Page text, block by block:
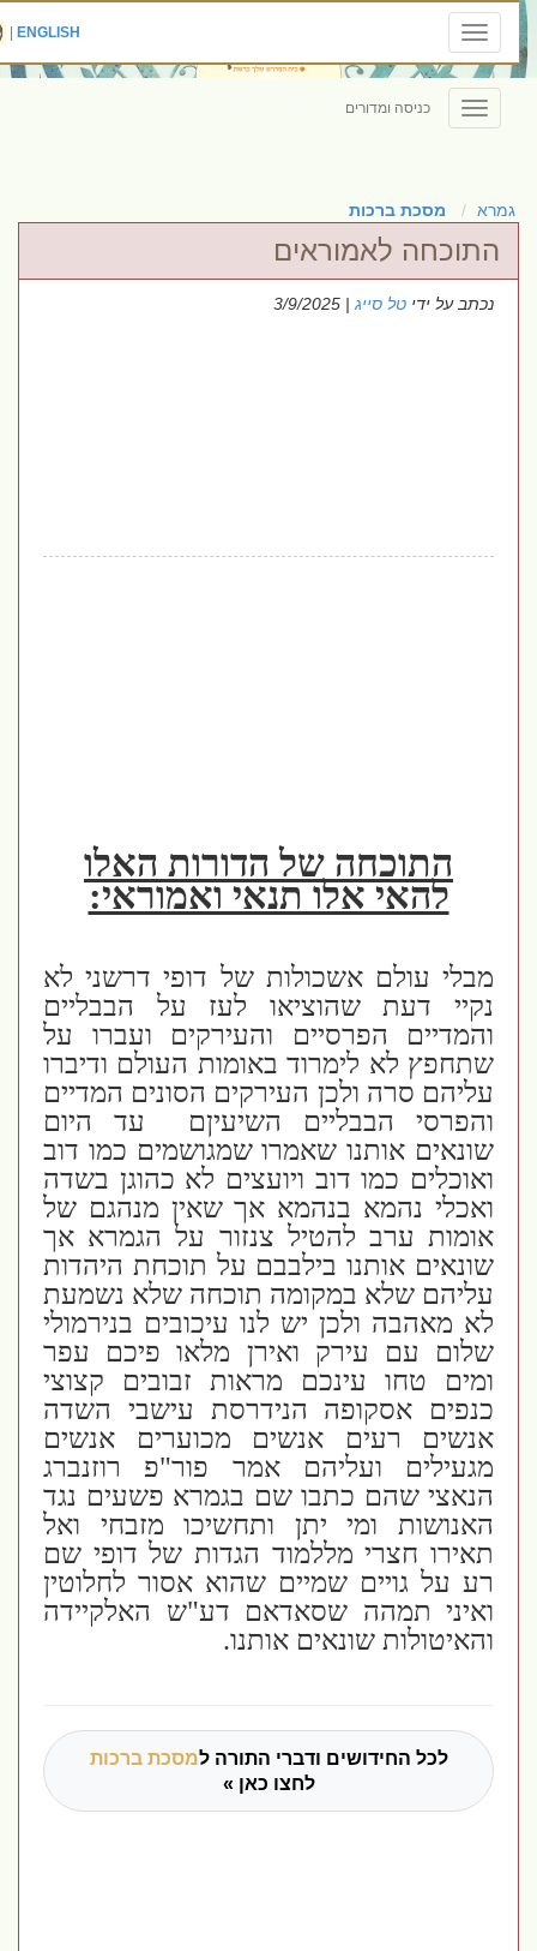
Toggle
navigation
ENGLISH
|
Toggle
navigation
כניסה ומדורים
גמרא מסכת ברכות
התוכחה לאמוראים
נכתב על ידיטל סייג| 3/9/2025
התוכחה של הדורות האלו
להאי אלו תנאי ואמוראי:
מבלי עולם אשכולות של דופי דרשני לא
נקיי דעת שהוציאו לעז על הבבליים
והמדיים הפרסיים והעירקים ועברו על
שתחפץ לא לימרוד באומות העולם ודיברו
עליהם סרה ולכן העירקים הסונים המדיים
והפרסי הבבליים השיעיןם עד היום
שונאים אותנו שאמרו שמגושמים כמו דוב
ואוכלים כמו דוב ויועצים לא כהוגן בשדה
ואכלי נהמא בנהמא אך שאין מנהגם של
אומות ערב להטיל צנזור על הגמרא אך
שונאים אותנו בילבבם על תוכחת היהדות
עליהם שלא במקומה תוכחה שלא נשמעת
לא מאהבה ולכן יש לנו עיכובים בנירמולי
שלום עם עירק ואירן מלאו פיכם עפר
ומים טחו עינכם מראות זבובים קצוצי
כנפים אסקופה הנידרסת עישבי השדה
אנשים רעים אנשים מכוערים אנשים
מגעילים ועליהם אמר פור"פ רוזנברג
הנאצי שהם כתבו שם בגמרא פשעים נגד
האנושות ומי יתן ותחשיכו מזבחי ואל
תאירו חצרי מללמוד הגדות של דופי שם
רע על גויים שמיים שהוא אסור לחלוטין
ואיני תמהה שסאדאם דע"ש האלקיידה
והאיטולות שונאים אותנו.
לכל החידושים ודברי התורה למסכת ברכות
לחצו כאן »